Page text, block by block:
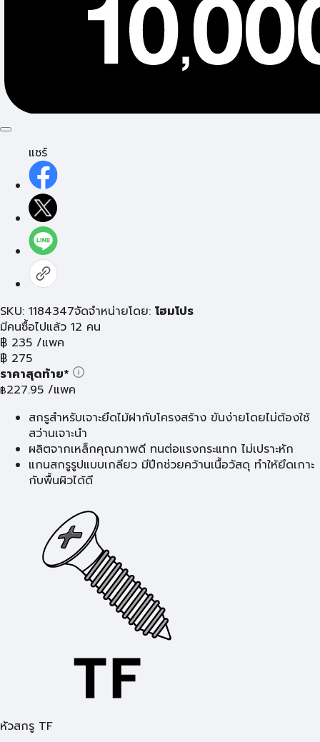
แชร์
SKU: 1184347จัดจำหน่ายโดย: โฮมโปร
มีคนซื้อไปแล้ว 12 คน
฿ 235 /แพค
฿ 275
ราคาสุดท้าย*
฿227.95 /แพค
สกรูสำหรับเจาะยึดไม้ฝากับโครงสร้าง ขันง่ายโดยไม่ต้องใช้
สว่านเจาะนำ
ผลิตจากเหล็กคุณภาพดี ทนต่อแรงกระแทก ไม่เปราะหัก
แกนสกรูรูปแบบเกลียว มีปีกช่วยคว้านเนื้อวัสดุ ทำให้ยึดเกาะ
กับพื้นผิวได้ดี
หัวสกรู TF